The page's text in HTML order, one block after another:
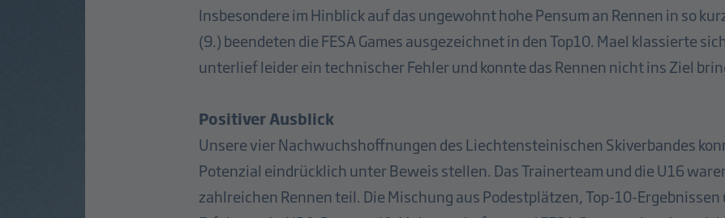
Insbesondere im Hinblick auf das ungewohnt hohe Pensum an Rennen in so
(9.) beendeten die FESA Games ausgezeichnet in den Top10. Mael klassierte
unterlief leider ein technischer Fehler und konnte das Rennen nicht ins Ziel
Positiver Ausblick
Unsere vier Nachwuchshoffnungen des Liechtensteinischen Skiverbandes
Potenzial eindrücklich unter Beweis stellen. Das Trainerteam und die U16
zahlreichen Rennen teil. Die Mischung aus Podestplätzen, Top-10-